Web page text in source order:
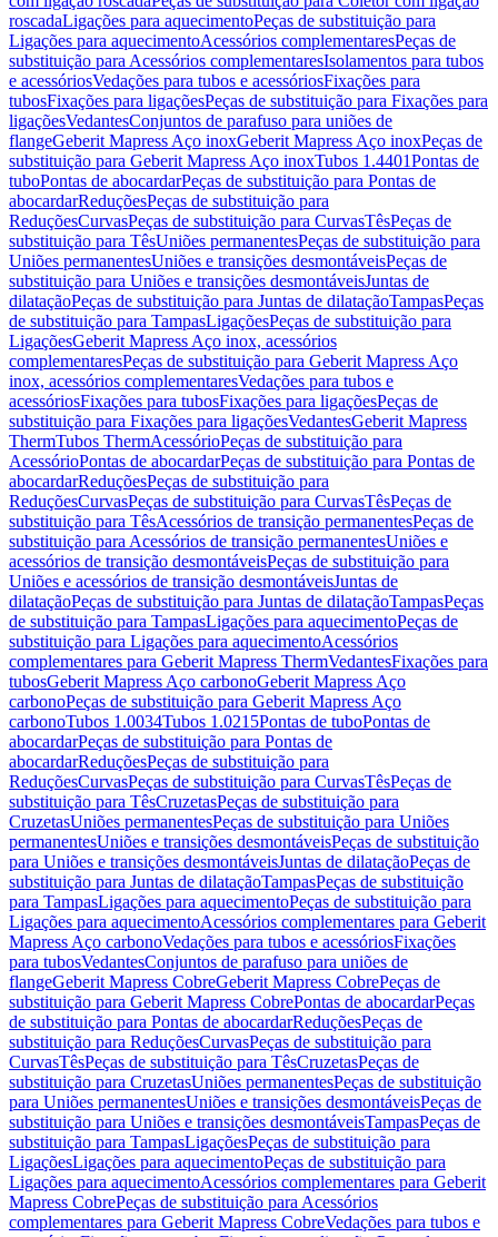
roscadaLigações para aquecimentoPeças de substituição para
Ligações para aquecimentoAcessórios complementaresPeças de
substituição para Acessórios complementaresIsolamentos para tubos
e acessóriosVedações para tubos e acessóriosFixações para
tubosFixações para ligaçõesPeças de substituição para Fixações para
ligaçõesVedantesConjuntos de parafuso para uniões de
flangeGeberit Mapress Aço inoxGeberit Mapress Aço inoxPeças de
substituição para Geberit Mapress Aço inoxTubos 1.4401Pontas de
tuboPontas de abocardarPeças de substituição para Pontas de
abocardarReduçõesPeças de substituição para
ReduçõesCurvasPeças de substituição para CurvasTêsPeças de
substituição para TêsUniões permanentesPeças de substituição para
Uniões permanentesUniões e transições desmontáveisPeças de
substituição para Uniões e transições desmontáveisJuntas de
dilataçãoPeças de substituição para Juntas de dilataçãoTampasPeças
de substituição para TampasLigaçõesPeças de substituição para
LigaçõesGeberit Mapress Aço inox, acessórios
complementaresPeças de substituição para Geberit Mapress Aço
inox, acessórios complementaresVedações para tubos e
acessóriosFixações para tubosFixações para ligaçõesPeças de
substituição para Fixações para ligaçõesVedantesGeberit Mapress
ThermTubos ThermAcessórioPeças de substituição para
AcessórioPontas de abocardarPeças de substituição para Pontas de
abocardarReduçõesPeças de substituição para
ReduçõesCurvasPeças de substituição para CurvasTêsPeças de
substituição para TêsAcessórios de transição permanentesPeças de
substituição para Acessórios de transição permanentesUniões e
acessórios de transição desmontáveisPeças de substituição para
Uniões e acessórios de transição desmontáveisJuntas de
dilataçãoPeças de substituição para Juntas de dilataçãoTampasPeças
de substituição para TampasLigações para aquecimentoPeças de
substituição para Ligações para aquecimentoAcessórios
complementares para Geberit Mapress ThermVedantesFixações para
tubosGeberit Mapress Aço carbonoGeberit Mapress Aço
carbonoPeças de substituição para Geberit Mapress Aço
carbonoTubos 1.0034Tubos 1.0215Pontas de tuboPontas de
abocardarPeças de substituição para Pontas de
abocardarReduçõesPeças de substituição para
ReduçõesCurvasPeças de substituição para CurvasTêsPeças de
substituição para TêsCruzetasPeças de substituição para
CruzetasUniões permanentesPeças de substituição para Uniões
permanentesUniões e transições desmontáveisPeças de substituição
para Uniões e transições desmontáveisJuntas de dilataçãoPeças de
substituição para Juntas de dilataçãoTampasPeças de substituição
para TampasLigações para aquecimentoPeças de substituição para
Ligações para aquecimentoAcessórios complementares para Geberit
Mapress Aço carbonoVedações para tubos e acessóriosFixações
para tubosVedantesConjuntos de parafuso para uniões de
flangeGeberit Mapress CobreGeberit Mapress CobrePeças de
substituição para Geberit Mapress CobrePontas de abocardarPeças
de substituição para Pontas de abocardarReduçõesPeças de
substituição para ReduçõesCurvasPeças de substituição para
CurvasTêsPeças de substituição para TêsCruzetasPeças de
substituição para CruzetasUniões permanentesPeças de substituição
para Uniões permanentesUniões e transições desmontáveisPeças de
substituição para Uniões e transições desmontáveisTampasPeças de
substituição para TampasLigaçõesPeças de substituição para
LigaçõesLigações para aquecimentoPeças de substituição para
Ligações para aquecimentoAcessórios complementares para Geberit
Mapress CobrePeças de substituição para Acessórios
complementares para Geberit Mapress CobreVedações para tubos e